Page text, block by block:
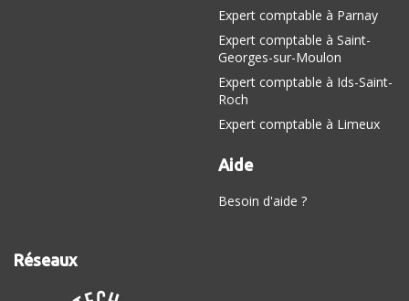
Expert comptable à Parnay
Expert comptable à Saint-
Georges-sur-Moulon
Expert comptable à Ids-Saint-
Roch
Expert comptable à Limeux
Aide
Besoin d'aide ?
Réseaux